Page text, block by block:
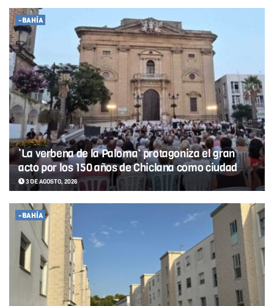
-BAHÍA
‘La verbena de la Paloma’ protagoniza el gran
acto por los 150 años de Chiclana como ciudad
3 DE AGOSTO, 2026
-BAHÍA